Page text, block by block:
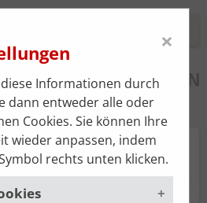
×
Informationen durch
dann entweder alle oder
Cookies. Sie können Ihre
wieder anpassen, indem
rechts unten klicken.